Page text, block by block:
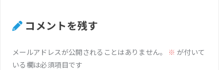
コメントを残す
メールアドレスが公開されることはありません。 ※ が付いて
いる欄は必須項目です